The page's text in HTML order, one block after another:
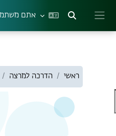
הצגה או הסתרה של קלט
אתם
ראשי הדרכה למרצה